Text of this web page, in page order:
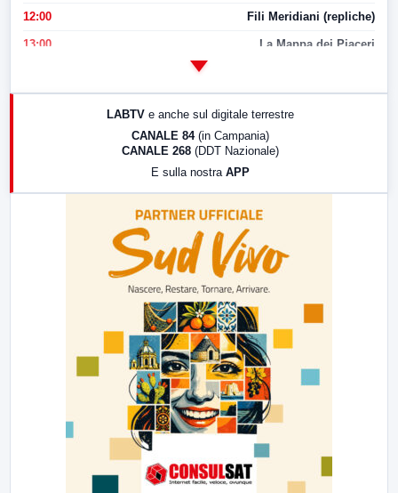
12:00 Fili Meridiani (repliche)
13:00 La Mappa dei Piaceri
17:00 LabNews (replica)
LABTV e anche sul digitale terrestre
CANALE 84 (in Campania)
CANALE 268 (DDT Nazionale)
E sulla nostra APP